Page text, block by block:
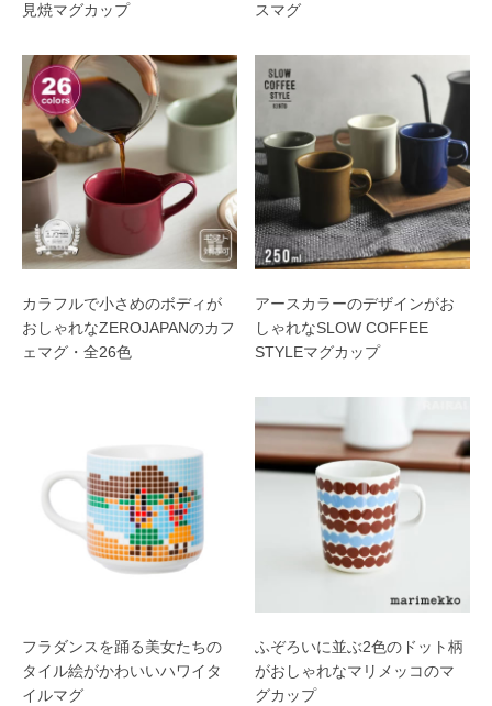
見焼マグカップ スマグ
カラフルで小さめのボディが
おしゃれなZEROJAPANのカフ
ェマグ・全26色
アースカラーのデザインがお
しゃれなSLOW COFFEE
STYLEマグカップ
フラダンスを踊る美女たちの
タイル絵がかわいいハワイタ
イルマグ
ふぞろいに並ぶ2色のドット柄
がおしゃれなマリメッコのマ
グカップ